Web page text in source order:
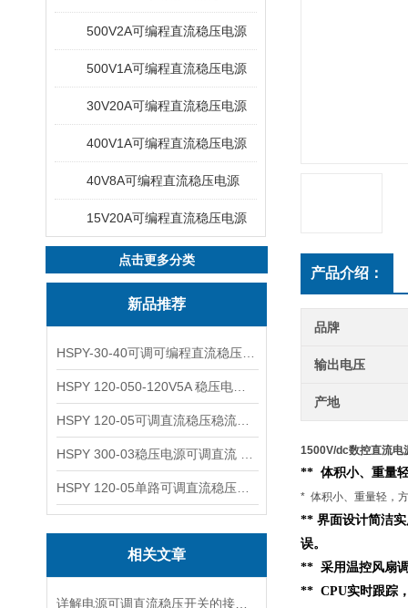
500V2A可编程直流稳压电源
500V1A可编程直流稳压电源
30V20A可编程直流稳压电源
400V1A可编程直流稳压电源
40V8A可编程直流稳压电源
15V20A可编程直流稳压电源
点击更多分类
新品推荐
相关文章
产品介绍：
品牌
输出电压
产地
1500V/dc数控直流电
** 体积小、重量轻
* 体积小、重量轻，
** 界面设计简洁
误。
** 采用温控风扇
** CPU实时跟踪